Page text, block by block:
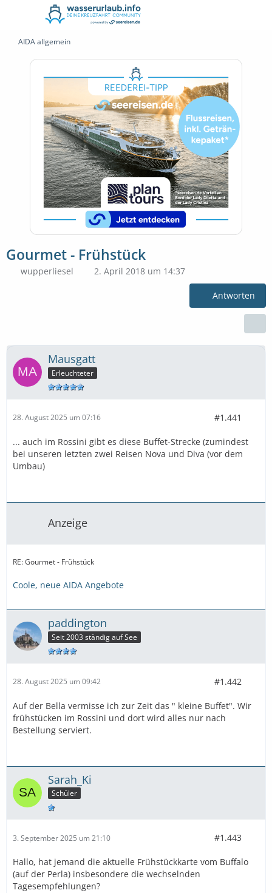
AIDA allgemein
Gourmet - Frühstück
wupperliesel 2. April 2018 um 14:37
Antworten
Mausgatt
Erleuchteter
28. August 2025 um 07:16 #1.441
... auch im Rossini gibt es diese Buffet-Strecke (zumindest
bei unseren letzten zwei Reisen Nova und Diva (vor dem
Umbau)
Anzeige
RE: Gourmet - Frühstück
Coole, neue AIDA Angebote
paddington
Seit 2003 ständig auf See
28. August 2025 um 09:42 #1.442
Auf der Bella vermisse ich zur Zeit das " kleine Buffet". Wir
frühstücken im Rossini und dort wird alles nur nach
Bestellung serviert.
Sarah_Ki
Schüler
3. September 2025 um 21:10 #1.443
Hallo, hat jemand die aktuelle Frühstückkarte vom Buffalo
(auf der Perla) insbesondere die wechselnden
Tagesempfehlungen?